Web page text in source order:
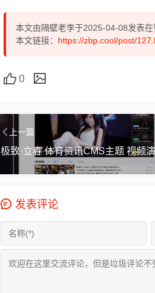
本文由隔壁老李于2025-04-08发表在
本文链接： https://zbp.cool/post/
0
上一篇
极致·立春 体育资讯CMS主题 视频
发表评论